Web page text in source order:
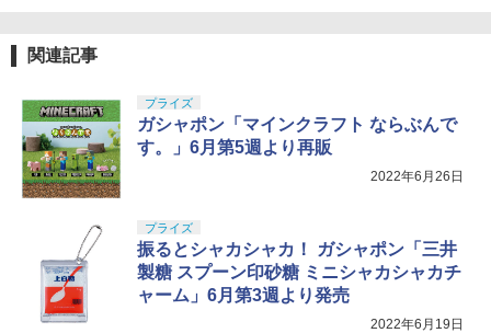
関連記事
プライズ
ガシャポン「マインクラフト ならぶんで
す。」6月第5週より再販
2022年6月26日
プライズ
振るとシャカシャカ！ ガシャポン「三井
製糖 スプーン印砂糖 ミニシャカシャカチ
ャーム」6月第3週より発売
2022年6月19日